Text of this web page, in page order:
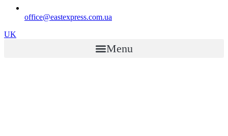
office@eastexpress.com.ua
UK
Menu